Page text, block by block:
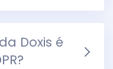
Doxis é